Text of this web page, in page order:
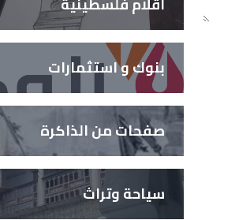
بنوك و استثمارات
صفحات من الذاكرة
سياحة وتراث